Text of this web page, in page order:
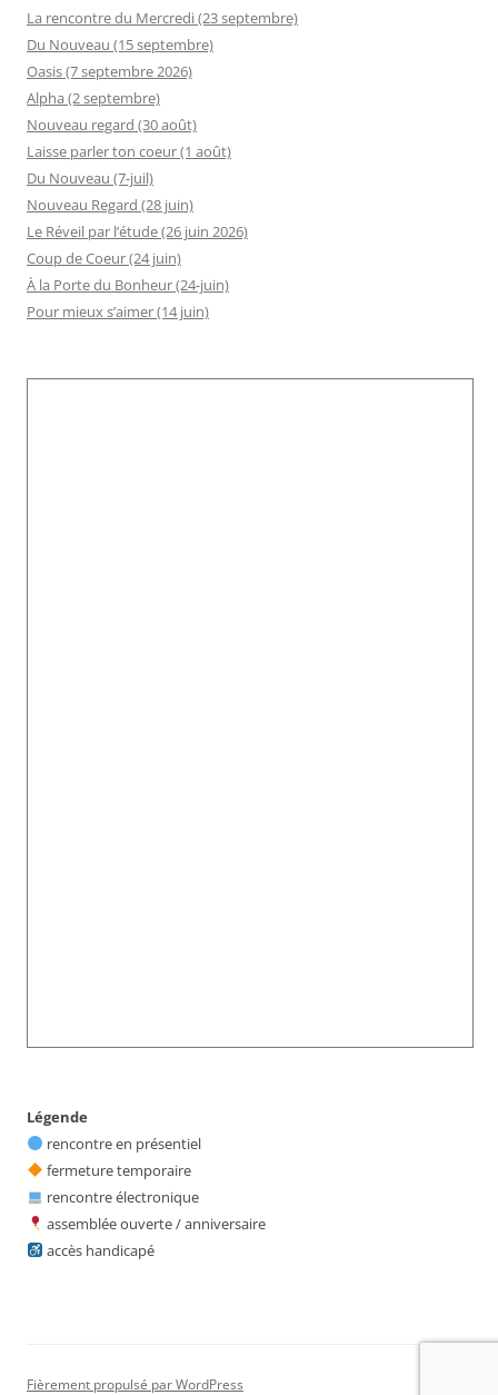
La rencontre du Mercredi (23 septembre)
Du Nouveau (15 septembre)
Oasis (7 septembre 2026)
Alpha (2 septembre)
Nouveau regard (30 août)
Laisse parler ton coeur (1 août)
Du Nouveau (7-juil)
Nouveau Regard (28 juin)
Le Réveil par l’étude (26 juin 2026)
Coup de Coeur (24 juin)
À la Porte du Bonheur (24-juin)
Pour mieux s’aimer (14 juin)
Légende
rencontre en présentiel
fermeture temporaire
rencontre électronique
assemblée ouverte / anniversaire
accès handicapé
Fièrement propulsé par WordPress